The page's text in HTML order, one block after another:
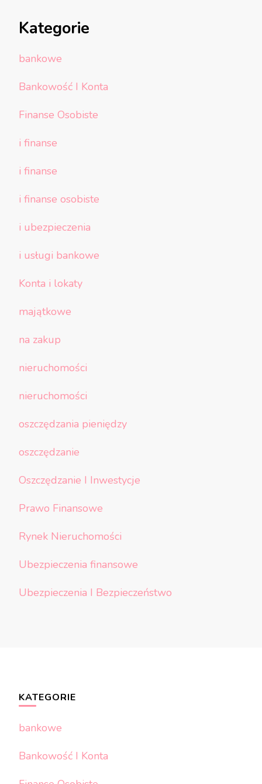
Kategorie
bankowe
Bankowość I Konta
Finanse Osobiste
i finanse
i finanse
i finanse osobiste
i ubezpieczenia
i usługi bankowe
Konta i lokaty
majątkowe
na zakup
nieruchomości
nieruchomości
oszczędzania pieniędzy
oszczędzanie
Oszczędzanie I Inwestycje
Prawo Finansowe
Rynek Nieruchomości
Ubezpieczenia finansowe
Ubezpieczenia I Bezpieczeństwo
KATEGORIE
bankowe
Bankowość I Konta